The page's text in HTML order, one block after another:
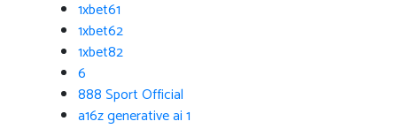
1xbet61
1xbet62
1xbet82
6
888 Sport Official
a16z generative ai 1